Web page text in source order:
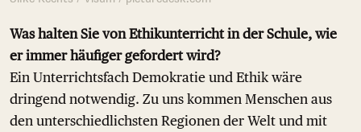
Was halten Sie von Ethikunterricht in der Schule, wie
er immer häufiger gefordert wird?
Ein Unterrichtsfach Demokratie und Ethik wäre
dringend notwendig. Zu uns kommen Menschen aus
den unterschiedlichsten Regionen der Welt und mit